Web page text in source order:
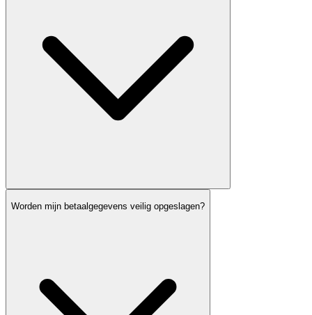
Worden mijn betaalgegevens veilig opgeslagen?